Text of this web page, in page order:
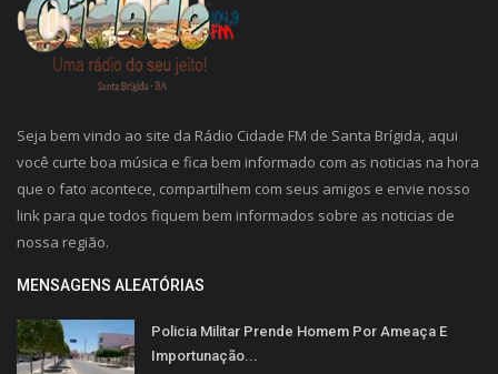
Seja bem vindo ao site da Rádio Cidade FM de Santa Brígida, aqui
você curte boa música e fica bem informado com as noticias na hora
que o fato acontece, compartilhem com seus amigos e envie nosso
link para que todos fiquem bem informados sobre as noticias de
nossa região.
MENSAGENS ALEATÓRIAS
Policia Militar Prende Homem Por Ameaça E
Importunação...